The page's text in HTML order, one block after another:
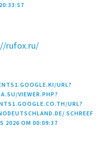
rufox.ru/
URL?
VIEWER.PHP?
URL?
SCHREEF
2026 OM 00:09:37